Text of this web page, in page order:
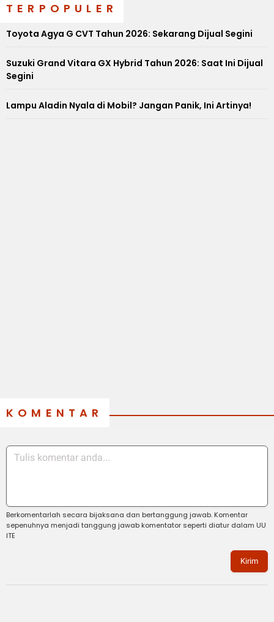
TERPOPULER
Toyota Agya G CVT Tahun 2026: Sekarang Dijual Segini
Suzuki Grand Vitara GX Hybrid Tahun 2026: Saat Ini Dijual
Segini
Lampu Aladin Nyala di Mobil? Jangan Panik, Ini Artinya!
KOMENTAR
Berkomentarlah secara bijaksana dan bertanggung jawab. Komentar
sepenuhnya menjadi tanggung jawab komentator seperti diatur dalam UU
ITE
Kirim